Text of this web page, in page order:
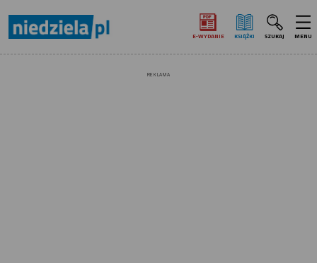
E‑WYDANIE KSIĄŻKI SZUKAJ MENU
REKLAMA